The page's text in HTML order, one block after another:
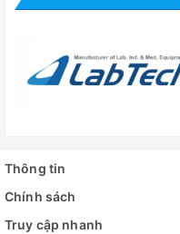
Thông tin
Chính sách
Truy cập nhanh